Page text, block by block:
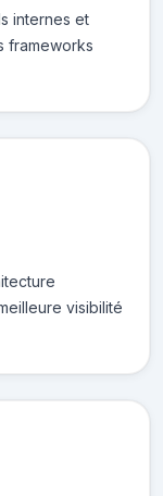
internes et
frameworks
visibilité